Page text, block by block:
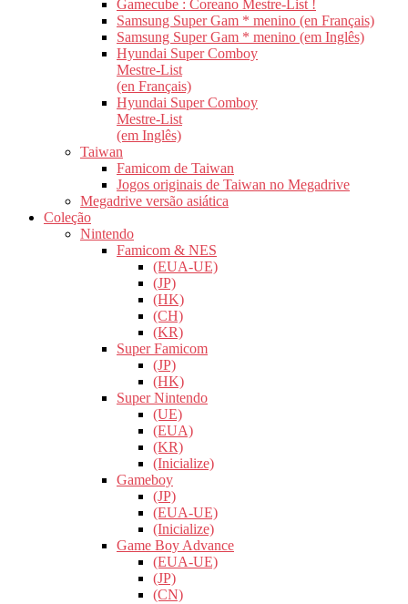
Gamecube : Coreano Mestre-List !
Samsung Super Gam * menino (en Français)
Samsung Super Gam * menino (em Inglês)
Hyundai Super Comboy
Mestre-List
(en Français)
Hyundai Super Comboy
Mestre-List
(em Inglês)
Taiwan
Famicom de Taiwan
Jogos originais de Taiwan no Megadrive
Megadrive versão asiática
Coleção
Nintendo
Famicom & NES
(EUA-UE)
(JP)
(HK)
(CH)
(KR)
Super Famicom
(JP)
(HK)
Super Nintendo
(UE)
(EUA)
(KR)
(Inicialize)
Gameboy
(JP)
(EUA-UE)
(Inicialize)
Game Boy Advance
(EUA-UE)
(JP)
(CN)